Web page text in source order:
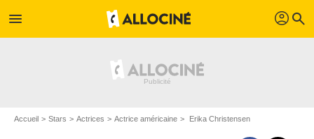
menu profil search
Accueil Stars Actrices Actrice américaine Erika Christensen